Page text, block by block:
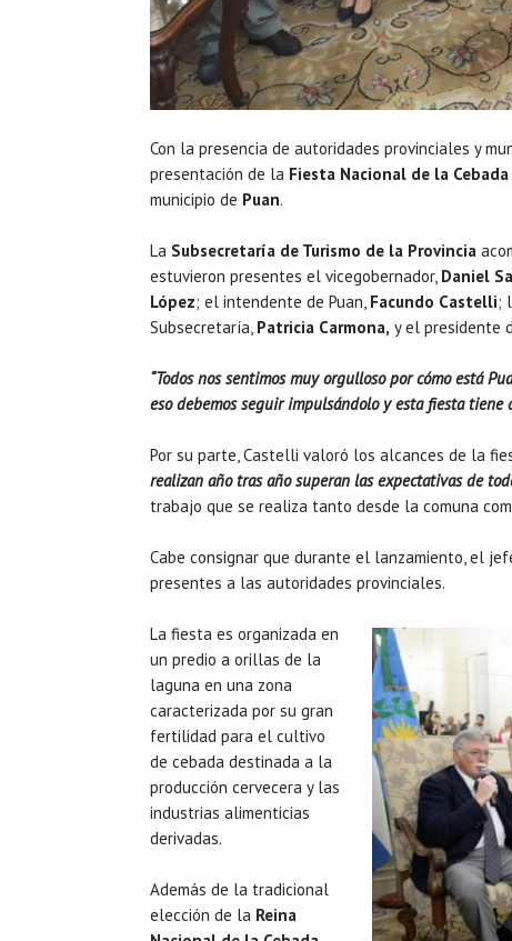
Con la presencia de autoridades provinciales y
presentación de la Fiesta Nacional de la Cebada
municipio de Puan.
La Subsecretaría de Turismo de la Provincia
estuvieron presentes el vicegobernador, Daniel
López; el intendente de Puan, Facundo Castelli;
Subsecretaría, Patricia Carmona, y el presidente
“Todos nos sentimos muy orgulloso por cómo está
eso debemos seguir impulsándolo y esta fiesta tiene
Por su parte, Castelli valoró los alcances de la
realizan año tras año superan las expectativas de
trabajo que se realiza tanto desde la comuna
Cabe consignar que durante el lanzamiento, el
presentes a las autoridades provinciales.
La fiesta es organizada en
un predio a orillas de la
laguna en una zona
caracterizada por su gran
fertilidad para el cultivo
de cebada destinada a la
producción cervecera y las
industrias alimenticias
derivadas.
Además de la tradicional
elección de la Reina